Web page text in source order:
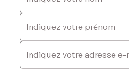
Indiquez votre prénom
E-mail